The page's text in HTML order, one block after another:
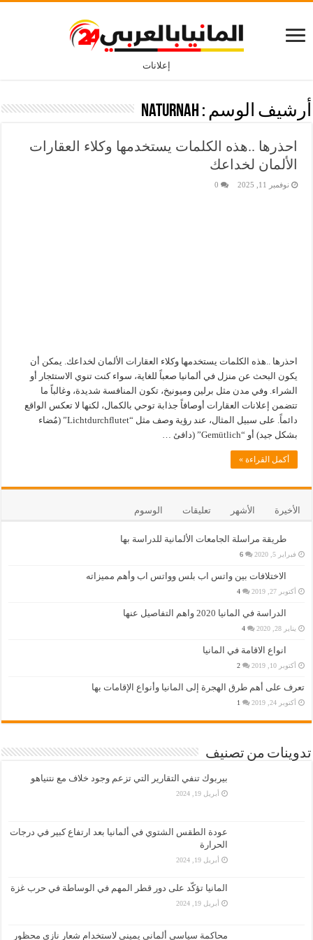
إعلانات
أرشيف الوسم : naturnah
احذرها ..هذه الكلمات يستخدمها وكلاء العقارات
الألمان لخداعك
نوفمبر 11, 2025 0
احذرها ..هذه الكلمات يستخدمها وكلاء العقارات الألمان لخداعك. يمكن أن
يكون البحث عن منزل في ألمانيا صعباً للغاية، سواء كنت تنوي الاستئجار أو
الشراء. وفي مدن مثل برلين وميونيخ، تكون المنافسة شديدة، وغالباً ما
تتضمن إعلانات العقارات أوصافاً جذابة توحي بالكمال، لكنها لا تعكس الواقع
دائماً. على سبيل المثال، عند رؤية وصف مثل “Lichtdurchflutet” (مُضاء
بشكل جيد) أو “Gemütlich” (دافئ …
أكمل القراءة »
الأخيرة الأشهر تعليقات الوسوم
طريقة مراسلة الجامعات الألمانية للدراسة بها
فبراير 5, 2020 6
الاختلافات بين واتس اب بلس وواتس اب وأهم مميزاته
أكتوبر 27, 2019 4
الدراسة في المانيا 2020 واهم التفاصيل عنها
يناير 28, 2020 4
انواع الاقامة في المانيا
أكتوبر 10, 2019 2
تعرف على أهم طرق الهجرة إلى المانيا وأنواع الإقامات بها
أكتوبر 24, 2019 1
تدوينات من تصنيف
بيربوك تنفي التقارير التي تزعم وجود خلاف مع نتنياهو
أبريل 19, 2024
عودة الطقس الشتوي في ألمانيا بعد ارتفاع كبير في درجات
الحرارة
أبريل 19, 2024
المانيا تؤكّد على دور قطر المهم في الوساطة في حرب غزة
أبريل 19, 2024
محاكمة سياسي ألماني يميني لاستخدام شعار نازي محظور